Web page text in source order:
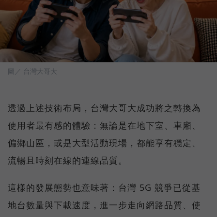
圖／ 台灣大哥大
透過上述技術布局，台灣大哥大成功將之轉換為
使用者最有感的體驗：無論是在地下室、車廂、
偏鄉山區，或是大型活動現場，都能享有穩定、
流暢且時刻在線的連線品質。
這樣的發展態勢也意味著：台灣 5G 競爭已從基
地台數量與下載速度，進一步走向網路品質、使